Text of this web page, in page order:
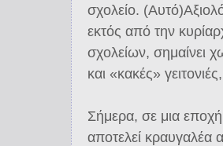
σχολείο.
εκτός από την
σχολείων, σημαίνει
και «κακές»
Σήμερα, σε μια
αποτελεί κραυγαλέα